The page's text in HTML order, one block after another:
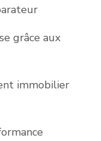
grâce aux
immobilier